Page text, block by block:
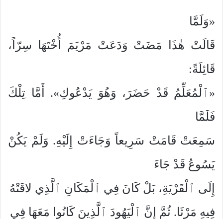
«وَلَمَّا
قَالَتْ هٰذَا مَضَتْ وَدَعَتْ مَرْيَمَ أُخْتَهَا سِرّاً،
قَائِلَةً:
«ٱلْمُعَلِّمُ قَدْ حَضَرَ، وَهُوَ يَدْعُوكِ». أَمَّا تِلْكَ
فَلَمَّا
سَمِعَتْ قَامَتْ سَرِيعاً وَجَاءَتْ إِلَيْهِ. وَلَمْ يَكُنْ
يَسُوعُ قَدْ جَاءَ
إِلَى ٱلْقَرْيَةِ، بَلْ كَانَ فِي ٱلْمَكَانِ ٱلَّذِي لاقَتْهُ
فِيهِ مَرْثَا. ثُمَّ إِنَّ ٱلْيَهُودَ ٱلَّذِينَ كَانُوا مَعَهَا فِي